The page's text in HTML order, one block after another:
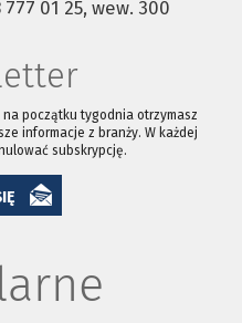
01 25, wew. 300
początku tygodnia otrzymasz
informacje z branży. W każdej
subskrypcję.